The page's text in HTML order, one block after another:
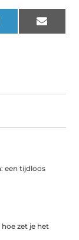
Email
een tijdloos
zet je het